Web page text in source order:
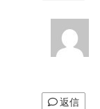
返信